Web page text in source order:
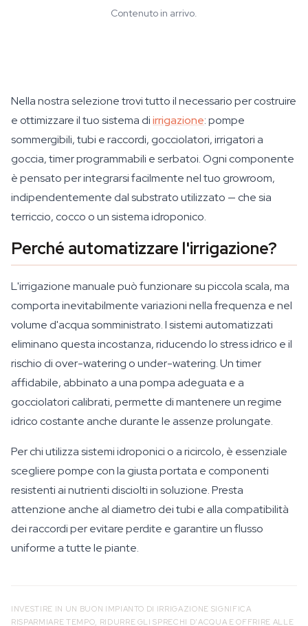
Contenuto in arrivo.
Nella nostra selezione trovi tutto il necessario per costruire
e ottimizzare il tuo sistema diirrigazione: pompe
sommergibili, tubi e raccordi, gocciolatori, irrigatori a
goccia, timer programmabili e serbatoi. Ogni componente
è pensato per integrarsi facilmente nel tuo growroom,
indipendentemente dal substrato utilizzato — che sia
terriccio, cocco o un sistema idroponico.
Perché automatizzare l'irrigazione?
L'irrigazione manuale può funzionare su piccola scala, ma
comporta inevitabilmente variazioni nella frequenza e nel
volume d'acqua somministrato. I sistemi automatizzati
eliminano questa incostanza, riducendo lo stress idrico e il
rischio di over-watering o under-watering. Un timer
affidabile, abbinato a una pompa adeguata e a
gocciolatori calibrati, permette di mantenere un regime
idrico costante anche durante le assenze prolungate.
Per chi utilizza sistemi idroponici o a ricircolo, è essenziale
scegliere pompe con la giusta portata e componenti
resistenti ai nutrienti disciolti in soluzione. Presta
attenzione anche al diametro dei tubi e alla compatibilità
dei raccordi per evitare perdite e garantire un flusso
uniforme a tutte le piante.
INVESTIRE IN UN BUON IMPIANTO DI IRRIGAZIONE SIGNIFICA
RISPARMIARE TEMPO, RIDURRE GLI SPRECHI D'ACQUA E OFFRIRE ALLE